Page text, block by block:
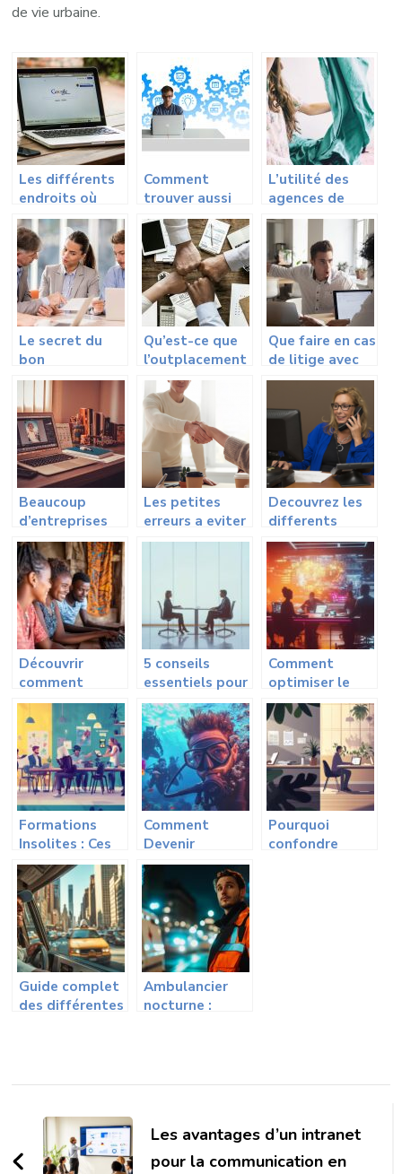
de vie urbaine.
Les différents
endroits où
trouver du
travail.
Comment
trouver aussi
vite du travail ?
L’utilité des
agences de
personnel de
Le secret du
bon
développement
d’une
entreprise
Qu’est-ce que
l’outplacement
et quels sont
ses avantages?
Que faire en cas
de litige avec
son employeur
Beaucoup
d’entreprises
cherchent à
externaliser
leurs travails
Les petites
erreurs a eviter
lors de
Decouvrez les
differents
types de
secretaires
Découvrir
comment
optimiser
l’utilisation
d’un portail job
pour trouver
des
opportunités à
Madagascar
5 conseils
essentiels pour
se présenter en
entretien
d’embauche
avec succès
Comment
optimiser le
recrutement et
l’emploi en
informatique ?
Formations
Insolites : Ces
Compétences
Surprenantes
qui Allient
Performance et
Éthique
Professionnelle
Comment
Devenir
Moniteur de
Plongée : Les
Différents
Secteurs
d’Activité qui
s’Offrent à
Vous
Pourquoi
confondre
Guide complet
des différentes
taxi : Un métier
2023
Ambulancier
nocturne :
l’importance de
progresser
d'article
Les avantages d’un intranet
pour la communication en